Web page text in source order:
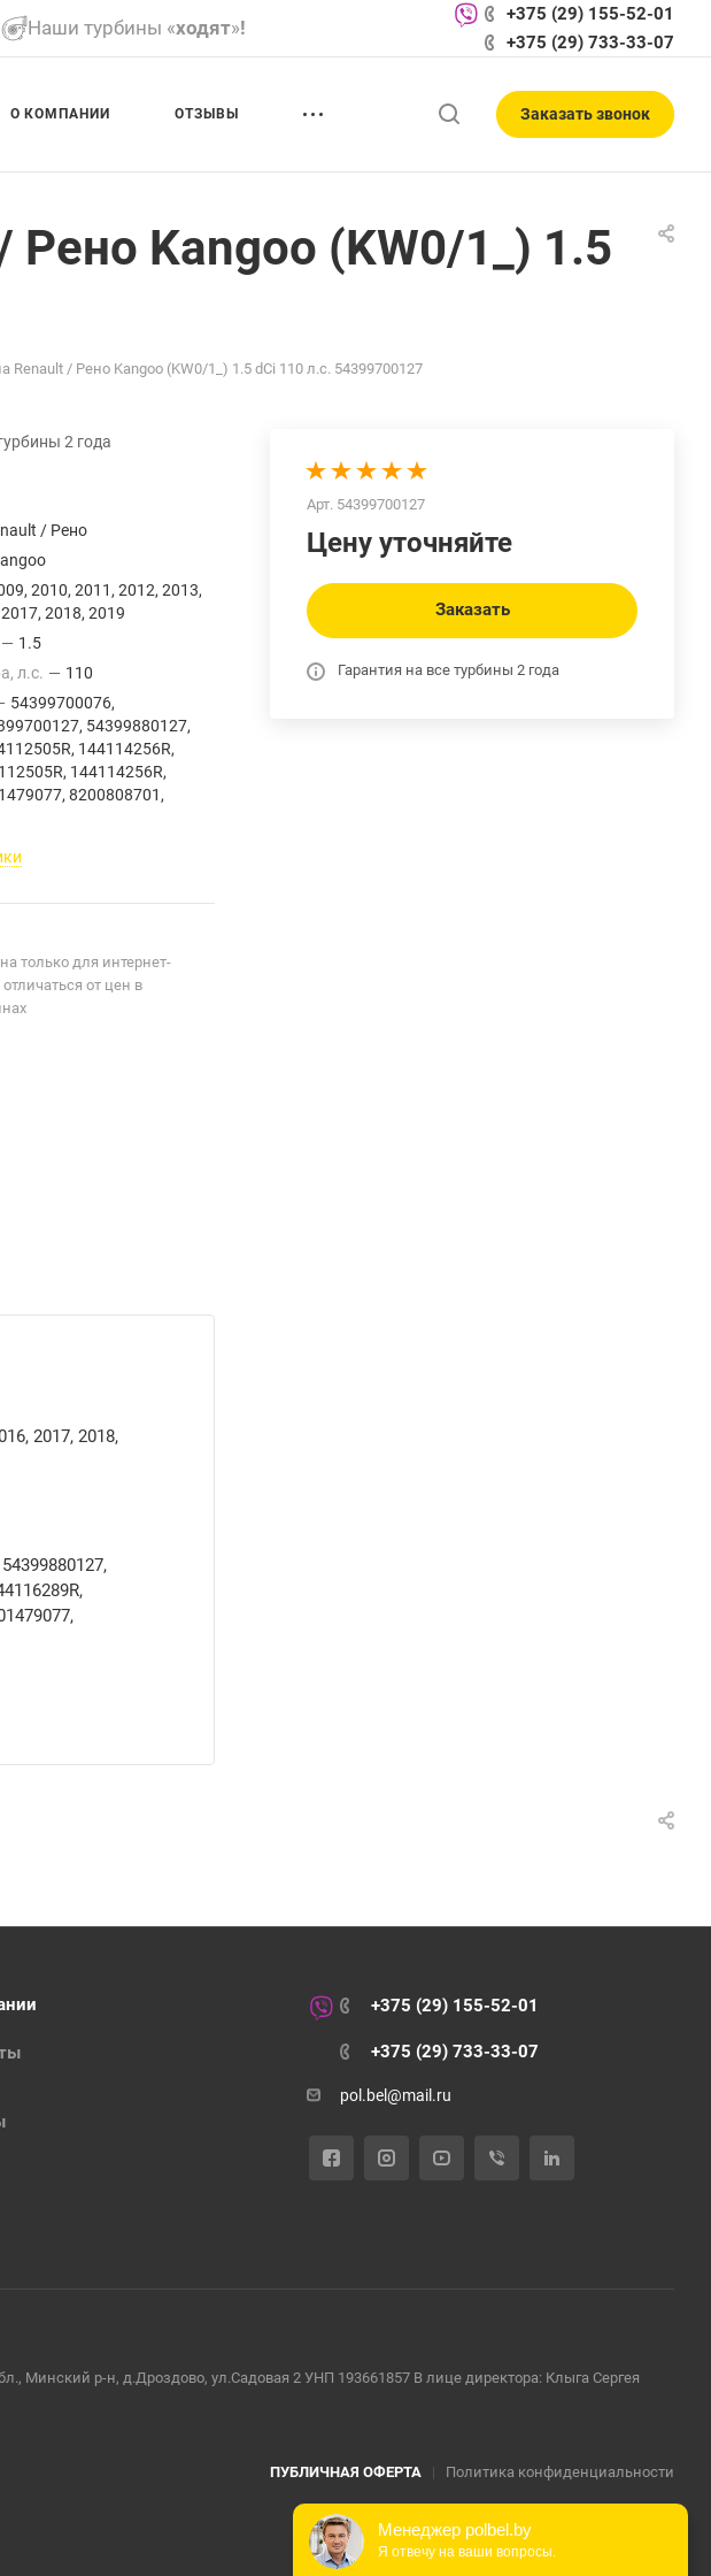
Наши турбины «ходят»!
+375 (29) 155-52-01
+375 (29) 733-33-07
О КОМПАНИИ ОТЗЫВЫ Заказать звонок
Рено Kangoo (KW0/1_) 1.5
Renault / Рено Kangoo (KW0/1_) 1.5 dCi 110 л.с. 54399700127
Арт. 54399700127
Цену уточняйте
Заказать
Гарантия на все турбины 2 года
2 года
/ Рено
2010, 2011, 2012, 2013,
2018, 2019
— 1.5
л.с. — 110
54399700076,
54399880127,
144114256R,
144114256R,
8200808701,
только для интернет-
от цен в
2017, 2018,
+375 (29) 155-52-01
+375 (29) 733-33-07
pol.bel@mail.ru
Минский р-н, д.Дроздово, ул.Садовая 2 УНП 193661857 В лице директора: Клыга Сергея
ПУБЛИЧНАЯ ОФЕРТА | Политика конфиденциальности
Менеджер polbel.by
Я отвечу на ваши вопросы.